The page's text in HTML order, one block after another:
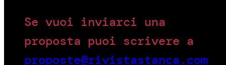
Se vuoi inviarci una
proposta puoi scrivere a
proposte@rivistastanca.com